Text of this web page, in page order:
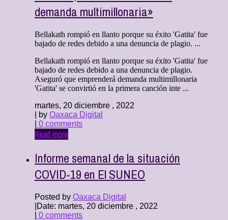
demanda multimillonaria»
Bellakath rompió en llanto porque su éxito 'Gatita' fue
bajado de redes debido a una denuncia de plagio. ...
Bellakath rompió en llanto porque su éxito 'Gatita' fue
bajado de redes debido a una denuncia de plagio.
Aseguró que emprenderá demanda multimillonaria
'Gatita' se convirtió en la primera canción inte ...
martes, 20 diciembre , 2022
| by Oaxaca Digital
0 comments
Read more
Informe semanal de la situación
COVID-19 en El SUNEO
Posted by Oaxaca Digital
Date: martes, 20 diciembre , 2022
0 comments